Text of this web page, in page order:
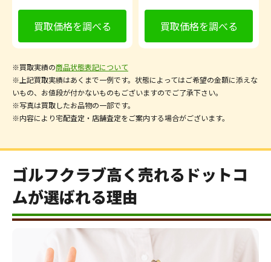
買取価格を調べる 買取価格を調べる
※買取実績の商品状態表記について
※上記買取実績はあくまで一例です。状態によってはご希望の金額に添えな
いもの、お値段が付かないものもございますのでご了承下さい。
※写真は買取したお品物の一部です。
※内容により宅配査定・店舗査定をご案内する場合がございます。
ゴルフクラブ高く売れるドットコ
ムが選ばれる理由